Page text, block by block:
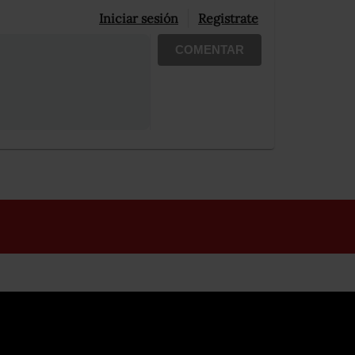
Iniciar sesión Registrate
COMENTAR